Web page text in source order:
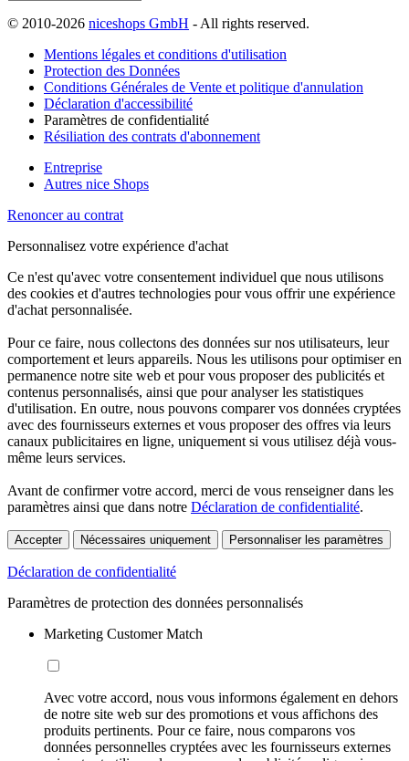
© 2010-2026 niceshops GmbH - All rights reserved.
Mentions légales et conditions d'utilisation
Protection des Données
Conditions Générales de Vente et politique d'annulation
Déclaration d'accessibilité
Paramètres de confidentialité
Résiliation des contrats d'abonnement
Entreprise
Autres nice Shops
Renoncer au contrat
Personnalisez votre expérience d'achat
Ce n'est qu'avec votre consentement individuel que nous utilisons
des cookies et d'autres technologies pour vous offrir une expérience
d'achat personnalisée.
Pour ce faire, nous collectons des données sur nos utilisateurs, leur
comportement et leurs appareils. Nous les utilisons pour optimiser en
permanence notre site web et pour vous proposer des publicités et
contenus personnalisés, ainsi que pour analyser les statistiques
d'utilisation. En outre, nous pouvons comparer vos données cryptées
avec des fournisseurs externes et vous proposer des offres via leurs
canaux publicitaires en ligne, uniquement si vous utilisez déjà vous-
même leurs services.
Avant de confirmer votre accord, merci de vous renseigner dans les
paramètres ainsi que dans notre Déclaration de confidentialité.
Accepter Nécessaires uniquement Personnaliser les paramètres
Déclaration de confidentialité
Paramètres de protection des données personnalisés
Marketing Customer Match
Avec votre accord, nous vous informons également en dehors
de notre site web sur des promotions et vous affichons des
produits pertinents. Pour ce faire, nous comparons vos
données personnelles cryptées avec les fournisseurs externes